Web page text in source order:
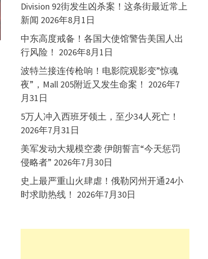
Division 92街发生凶杀案！这条街最近常上
新闻 2026年8月1日
中东高度戒备！各国大使馆警告美国人出
行风险！ 2026年8月1日
波特兰接连传枪响！电影院观影变”惊魂
夜”，Mall 205附近又发生命案！ 2026年7
月31日
5万人冲入西班牙领土，至少34人死亡！
2026年7月31日
美军发动大规模空袭 伊朗誓言“今天惩罚
侵略者” 2026年7月30日
史上最严重山火肆虐！俄勒冈州开通24小
时求助热线！ 2026年7月30日